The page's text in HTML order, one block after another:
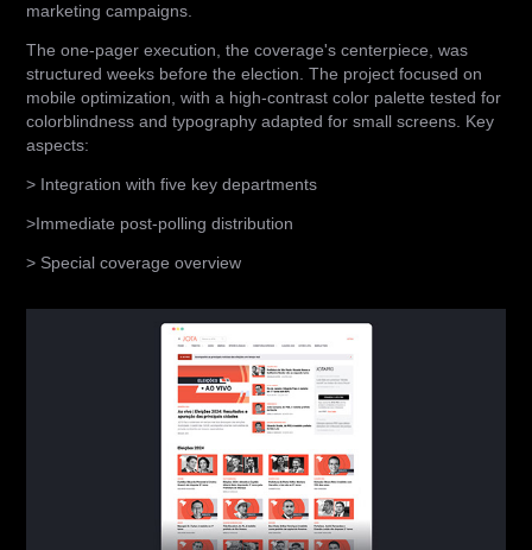
marketing campaigns.
The one-pager execution, the coverage's centerpiece, was
structured weeks before the election. The project focused on
mobile optimization, with a high-contrast color palette tested for
colorblindness and typography adapted for small screens. Key
aspects:
> Integration with five key departments
>Immediate post-polling distribution
> Special coverage overview